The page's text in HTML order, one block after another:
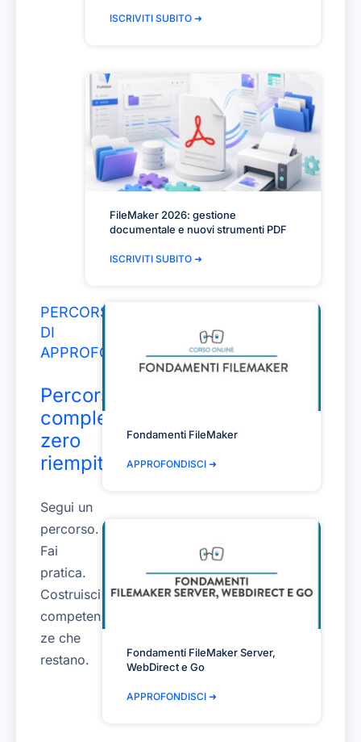
ISCRIVITI SUBITO ➜
FileMaker 2026: gestione
documentale e nuovi strumenti PDF
ISCRIVITI SUBITO ➜
PERCORSI
DI
APPROFONDIMENTO
Percorsi
completi,
zero
riempitivo
Segui un
percorso.
Fai
pratica.
Costruisci
competen
ze che
restano.
Fondamenti FileMaker
APPROFONDISCI ➜
Fondamenti FileMaker Server,
WebDirect e Go
APPROFONDISCI ➜